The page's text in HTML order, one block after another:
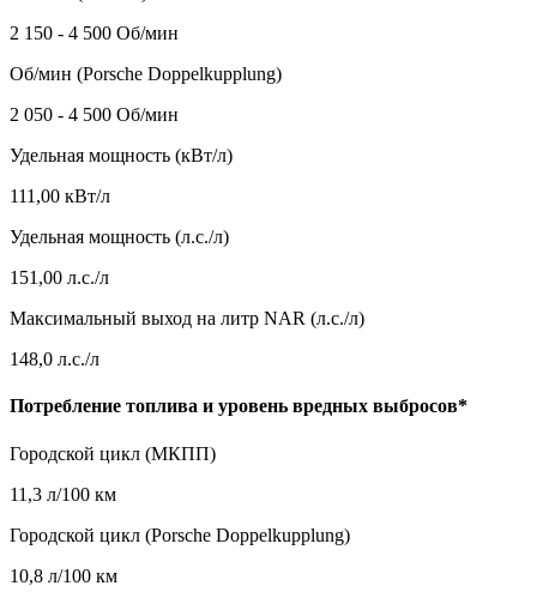
2 150 - 4 500 Об/мин
Об/мин (Porsche Doppelkupplung)
2 050 - 4 500 Об/мин
Удельная мощность (кВт/л)
111,00 кВт/л
Удельная мощность (л.с./л)
151,00 л.с./л
Максимальный выход на литр NAR (л.с./л)
148,0 л.с./л
Потребление топлива и уровень вредных выбросов*
Городской цикл (МКПП)
11,3 л/100 км
Городской цикл (Porsche Doppelkupplung)
10,8 л/100 км